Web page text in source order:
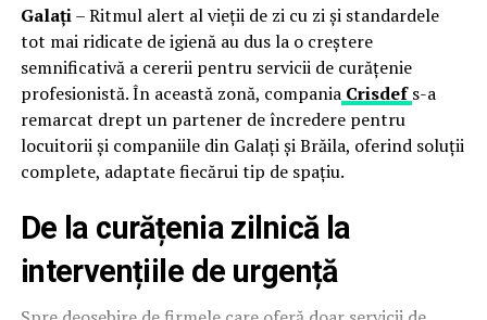
unificată asigură accesul securizat la imagini live și
înregistrate din mai multe locații, reducând
redundanțele și costurile. Retailerii beneficiază de
funcționalități precum monitorizarea tranzacțiilor,
managementul incidentelor, analize bazate pe
inteligență artificială și integrare cu aplicații terțe,
pentru a combina securitatea cu eficiența operațională.
Prevenirea pierderilor rămâne o prioritate pentru
retailerii din întreaga lume. Cu XProtect, operatorii pot
preveni furturile din magazine, monitoriza zonele self-
checkout și securiza bunurile de valoare, având în același
Galați– Ritmul alert al vieții de zi cu zi și standardele
tot mai ridicate de igienă au dus la o creștere
semnificativă a cererii pentru servicii de curățenie
profesionistă. În această zonă, compania Crisdef s-a
remarcat drept un partener de încredere pentru
locuitorii și companiile din Galați și Brăila, oferind soluții
complete, adaptate fiecărui tip de spațiu.
De la curățenia zilnică la
intervențiile de urgență